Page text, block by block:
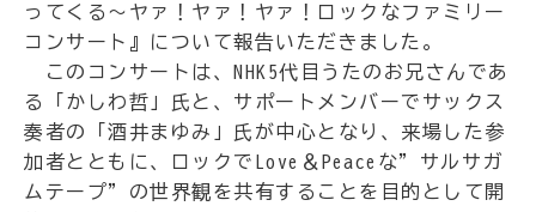
ってくる～ヤァ！ヤァ！ヤァ！ロックなファミリー
コンサート』について報告いただきました。
このコンサートは、NHK5代目うたのお兄さんであ
る「かしわ哲」氏と、サポートメンバーでサックス
奏者の「酒井まゆみ」氏が中心となり、来場した参
加者とともに、ロックでLove＆Peaceな”サルサガ
ムテープ”の世界観を共有することを目的として開